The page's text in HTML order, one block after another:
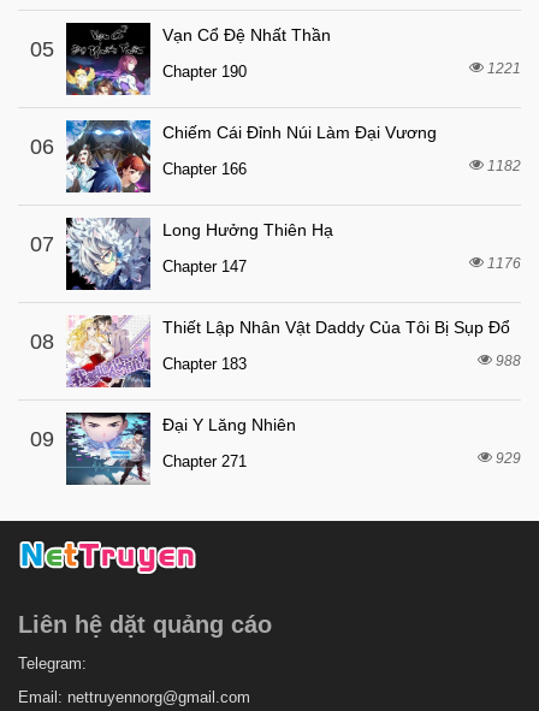
05
Vạn Cổ Đệ Nhất Thần
Chapter 190 1221
06
Chiếm Cái Đỉnh Núi Làm Đại Vương
Chapter 166 1182
07
Long Hưởng Thiên Hạ
Chapter 147 1176
08
Thiết Lập Nhân Vật Daddy Của Tôi Bị Sụp Đổ
Chapter 183 988
09
Đại Y Lăng Nhiên
Chapter 271 929
Liên hệ dặt quảng cáo
Telegram:
Email: nettruyennorg@gmail.com